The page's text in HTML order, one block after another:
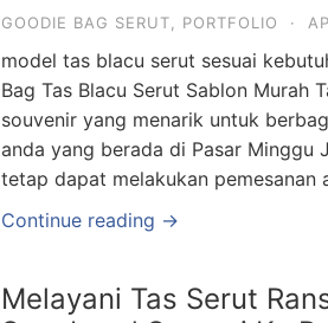
GOODIE BAG SERUT PORTFOLIO ·
model tas blacu serut sesuai
Bag Tas Blacu Serut Sablon Murah
souvenir yang menarik untuk
anda yang berada di Pasar Minggu
tetap dapat melakukan
Continue reading →
Melayani Tas Serut